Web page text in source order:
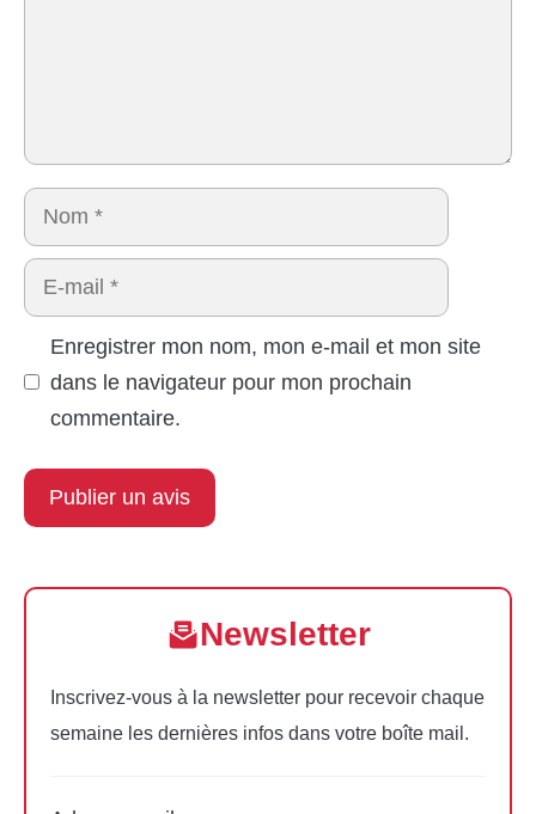
Nom
E-
mail
Enregistrer mon nom, mon e-mail et mon site
dans le navigateur pour mon prochain
commentaire.
Newsletter
Inscrivez-vous à la newsletter pour recevoir chaque
semaine les dernières infos dans votre boîte mail.